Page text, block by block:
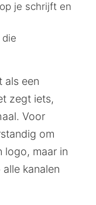
je schrijft en
die
als een
zegt iets,
Voor
om
logo, maar in
kanalen